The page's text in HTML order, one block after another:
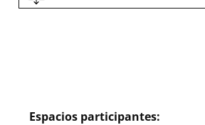
Espacios participantes: